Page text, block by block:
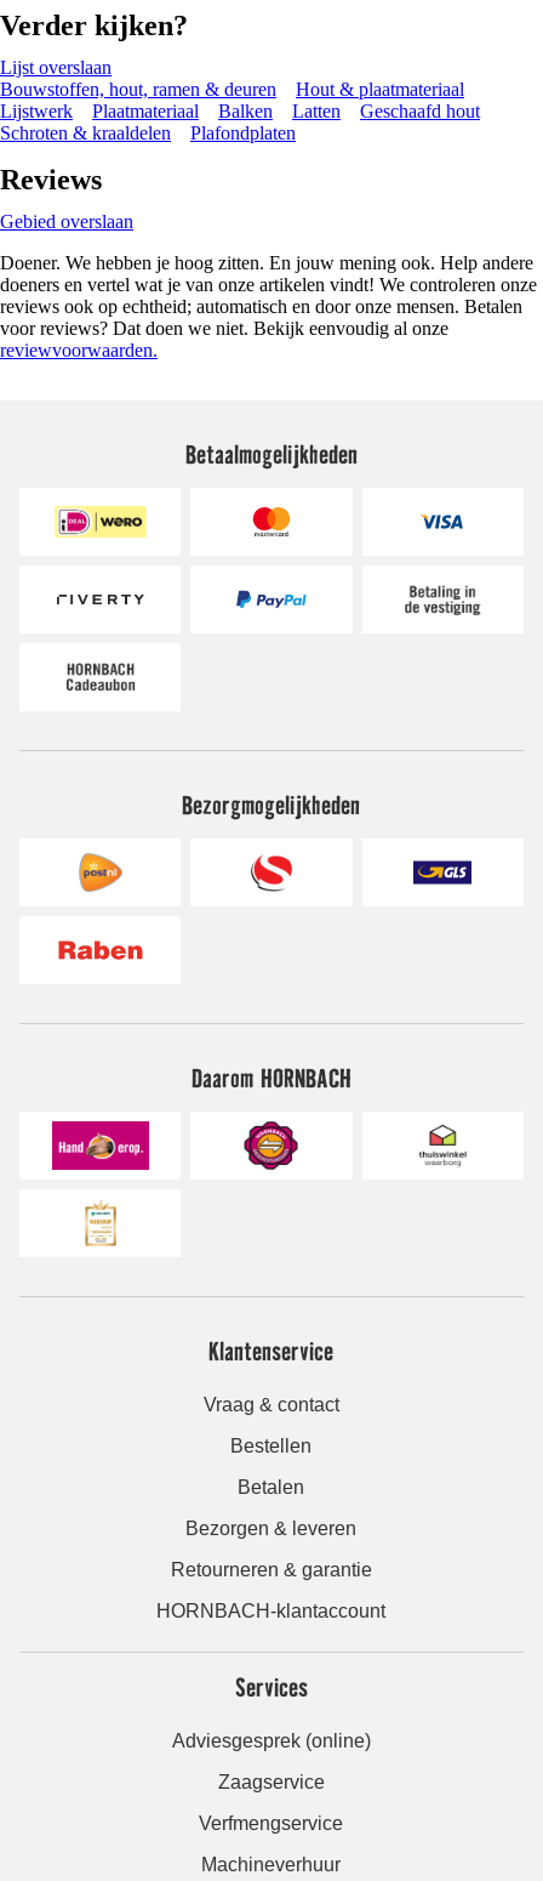
Verder kijken?
Lijst overslaan
Bouwstoffen, hout, ramen & deuren
Hout & plaatmateriaal
Lijstwerk
Plaatmateriaal Balken Latten
Geschaafd hout
Schroten & kraaldelen
Plafondplaten
Reviews
Gebied overslaan
Doener. We hebben je hoog zitten. En jouw mening ook. Help andere
doeners en vertel wat je van onze artikelen vindt! We controleren onze
reviews ook op echtheid; automatisch en door onze mensen. Betalen
voor reviews? Dat doen we niet. Bekijk eenvoudig al onze
reviewvoorwaarden.
Betaalmogelijkheden
Bezorgmogelijkheden
Daarom HORNBACH
Klantenservice
Vraag & contact
Bestellen
Betalen
Bezorgen & leveren
Retourneren & garantie
HORNBACH-klantaccount
Services
Adviesgesprek (online)
Zaagservice
Verfmengservice
Machineverhuur